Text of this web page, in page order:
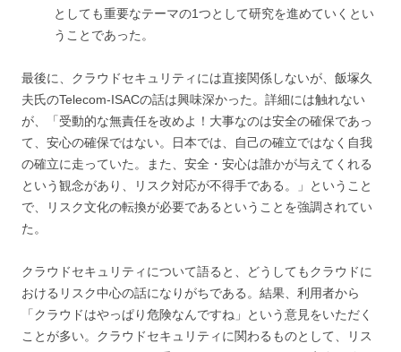
としても重要なテーマの1つとして研究を進めていくとい
うことであった。
最後に、クラウドセキュリティには直接関係しないが、飯塚久
夫氏のTelecom-ISACの話は興味深かった。詳細には触れない
が、「受動的な無責任を改めよ！大事なのは安全の確保であっ
て、安心の確保ではない。日本では、自己の確立ではなく自我
の確立に走っていた。また、安全・安心は誰かが与えてくれる
という観念があり、リスク対応が不得手である。」ということ
で、リスク文化の転換が必要であるということを強調されてい
た。
クラウドセキュリティについて語ると、どうしてもクラウドに
おけるリスク中心の話になりがちである。結果、利用者から
「クラウドはやっぱり危険なんですね」という意見をいただく
ことが多い。クラウドセキュリティに関わるものとして、リス